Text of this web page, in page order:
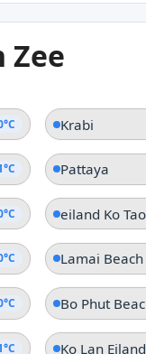
Zee
Krabi
Pattaya
eiland Ko Tao
Lamai Beach
Bo Phut
Ko Lan Eiland